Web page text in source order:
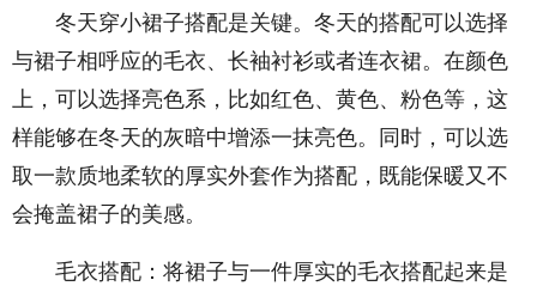
冬天穿小裙子搭配是关键。冬天的搭配可以选择
与裙子相呼应的毛衣、长袖衬衫或者连衣裙。在颜色
上，可以选择亮色系，比如红色、黄色、粉色等，这
样能够在冬天的灰暗中增添一抹亮色。同时，可以选
取一款质地柔软的厚实外套作为搭配，既能保暖又不
会掩盖裙子的美感。
毛衣搭配：将裙子与一件厚实的毛衣搭配起来是